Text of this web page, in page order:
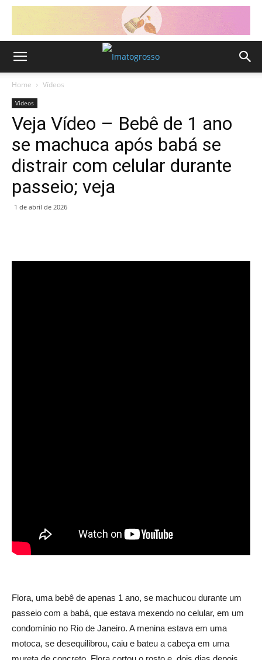
Home Vídeos
Vídeos
Veja Vídeo – Bebê de 1 ano
se machuca após babá se
distrair com celular durante
passeio; veja
1 de abril de 2026
Flora, uma bebê de apenas 1 ano, se machucou durante um
passeio com a babá, que estava mexendo no celular, em um
condomínio no Rio de Janeiro. A menina estava em uma
motoca, se desequilibrou, caiu e bateu a cabeça em uma